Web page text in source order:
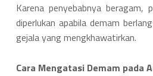
Karena penyebabnya beragam,
diperlukan apabila demam
gejala yang mengkhawatirkan.
Cara Mengatasi Demam pada